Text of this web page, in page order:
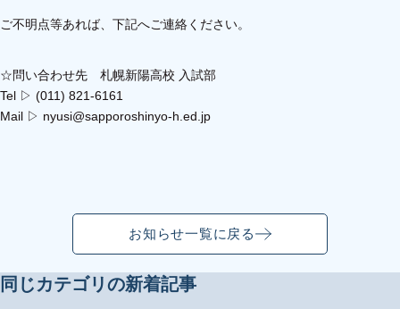
ご不明点等あれば、下記へご連絡ください。
☆問い合わせ先 札幌新陽高校 入試部
Tel ▷ (011) 821-6161
Mail ▷ nyusi@sapporoshinyo-h.ed.jp
お知らせ一覧に戻る
同じカテゴリの新着記事